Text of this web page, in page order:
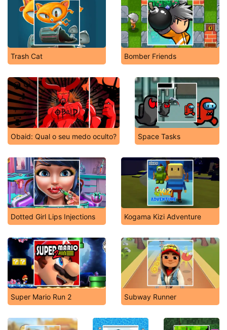
Trash Cat Bomber Friends
Obaid: Qual o seu medo oculto? Space Tasks
Dotted Girl Lips Injections Kogama Kizi Adventure
Super Mario Run 2 Subway Runner